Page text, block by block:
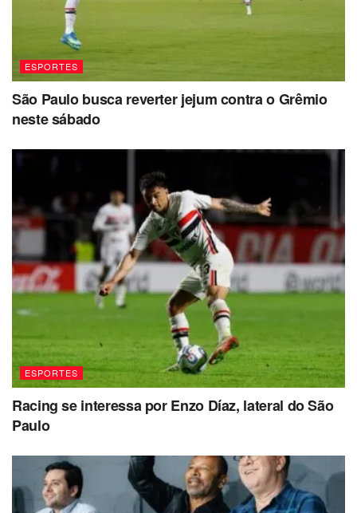
ESPORTES
São Paulo busca reverter jejum contra o Grêmio
neste sábado
ESPORTES
Racing se interessa por Enzo Díaz, lateral do São
Paulo